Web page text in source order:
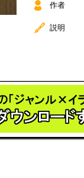
作者
説明